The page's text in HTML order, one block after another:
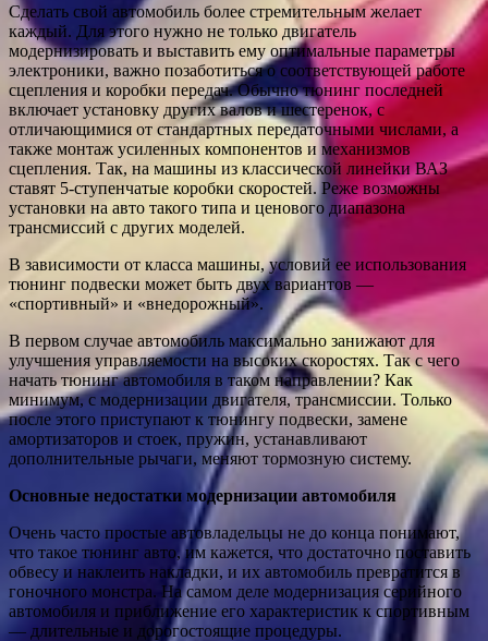
Сделать свой автомобиль более стремительным желает
каждый. Для этого нужно не только двигатель
модернизировать и выставить ему оптимальные параметры
электроники, важно позаботиться о соответствующей работе
сцепления и коробки передач. Обычно тюнинг последней
включает установку других валов и шестеренок, с
отличающимися от стандартных передаточными числами, а
также монтаж усиленных компонентов и механизмов
сцепления. Так, на машины из классической линейки ВАЗ
ставят 5-ступенчатые коробки скоростей. Реже возможны
установки на авто такого типа и ценового диапазона
трансмиссий с других моделей.
В зависимости от класса машины, условий ее использования
тюнинг подвески может быть двух вариантов —
«спортивный» и «внедорожный».
В первом случае автомобиль максимально занижают для
улучшения управляемости на высоких скоростях. Так с чего
начать тюнинг автомобиля в таком направлении? Как
минимум, с модернизации двигателя, трансмиссии. Только
после этого приступают к тюнингу подвески, замене
амортизаторов и стоек, пружин, устанавливают
дополнительные рычаги, меняют тормозную систему.
Основные недостатки модернизации автомобиля
Очень часто простые автовладельцы не до конца понимают,
что такое тюнинг авто, им кажется, что достаточно поставить
обвесу и наклеить накладки, и их автомобиль превратится в
гоночного монстра. На самом деле модернизация серийного
автомобиля и приближение его характеристик к спортивным
— длительные и дорогостоящие процедуры.